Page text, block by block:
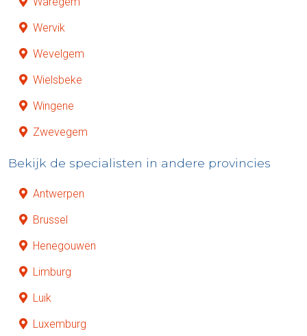
Wervik
Wevelgem
Wielsbeke
Wingene
Zwevegem
Bekijk de specialisten in andere provincies
Antwerpen
Brussel
Henegouwen
Limburg
Luik
Luxemburg